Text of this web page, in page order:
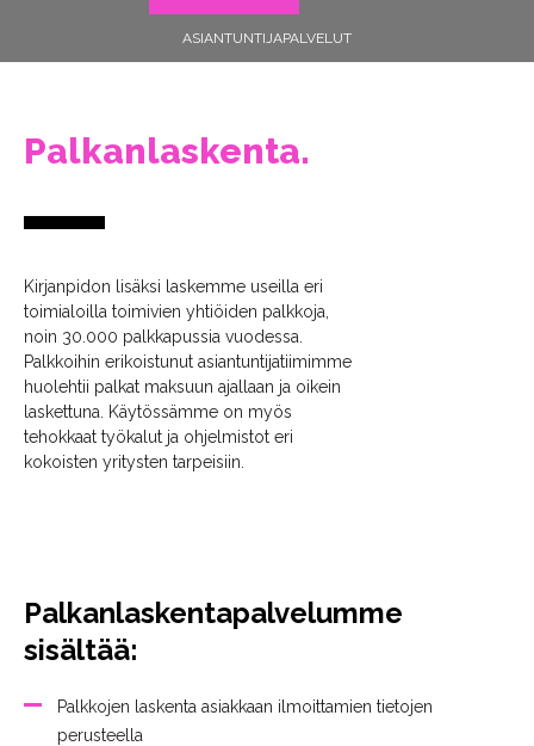
ASIANTUNTIJAPALVELUT
Palkanlaskenta.
Kirjanpidon lisäksi laskemme useilla eri
toimialoilla toimivien yhtiöiden palkkoja,
noin 30.000 palkkapussia vuodessa.
Palkkoihin erikoistunut asiantuntijatiimimme
huolehtii palkat maksuun ajallaan ja oikein
laskettuna.
Käytössämme on myös
tehokkaat työkalut ja ohjelmistot eri
kokoisten yritysten tarpeisiin
Palkanlaskentapalvelumme
sisältää:
Palkkojen laskenta asiakkaan ilmoittamien tietojen
perusteella